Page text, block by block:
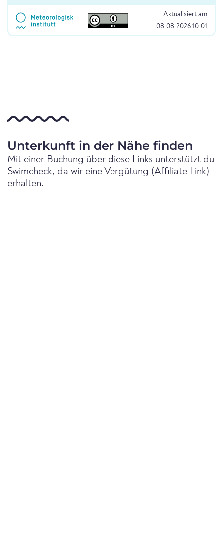
Aktualisiert am
08.08.2026 10:01
Unterkunft in der Nähe finden
Mit einer Buchung über diese Links unterstützt du
Swimcheck, da wir eine Vergütung (Affiliate Link)
erhalten.